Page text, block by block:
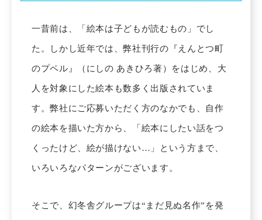
一昔前は、「絵本は子どもが読むもの」でし
た。しかし近年では、弊社刊行の『えんとつ町
のプペル』（にしの あきひろ著）をはじめ、大
人を対象にした絵本も数多く出版されていま
す。弊社にご応募いただく方のなかでも、自作
の絵本を描いた方から、「絵本にしたい話をつ
くったけど、絵が描けない…」という方まで、
いろいろなパターンがございます。
そこで、幻冬舎グループは“まだ見ぬ名作”を発